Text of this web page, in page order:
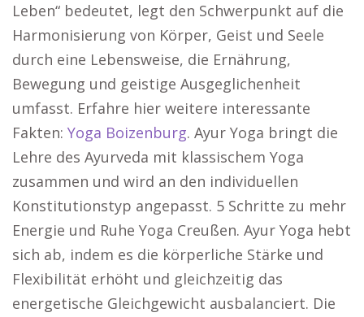
Leben“ bedeutet, legt den Schwerpunkt auf die
Harmonisierung von Körper, Geist und Seele
durch eine Lebensweise, die Ernährung,
Bewegung und geistige Ausgeglichenheit
umfasst. Erfahre hier weitere interessante
Fakten: Yoga Boizenburg. Ayur Yoga bringt die
Lehre des Ayurveda mit klassischem Yoga
zusammen und wird an den individuellen
Konstitutionstyp angepasst. 5 Schritte zu mehr
Energie und Ruhe Yoga Creußen. Ayur Yoga hebt
sich ab, indem es die körperliche Stärke und
Flexibilität erhöht und gleichzeitig das
energetische Gleichgewicht ausbalanciert. Die